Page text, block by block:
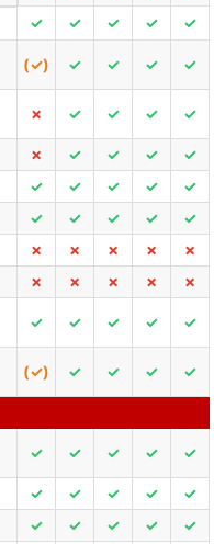
✓ ✓ ✓ ✓
✓
(✓) ✓ ✓ ✓ ✓
✗ ✓ ✓ ✓ ✓
✗ ✓ ✓ ✓
✓
✓ ✓ ✓ ✓
✓
✓ ✓ ✓ ✓
✓
✗ ✗ ✗ ✗
✗
✗ ✗ ✗ ✗
✗
✓ ✓ ✓ ✓ ✓
(✓) ✓ ✓ ✓ ✓
✓ ✓ ✓ ✓ ✓
✓ ✓ ✓ ✓
✓
✓ ✓ ✓ ✓
✓